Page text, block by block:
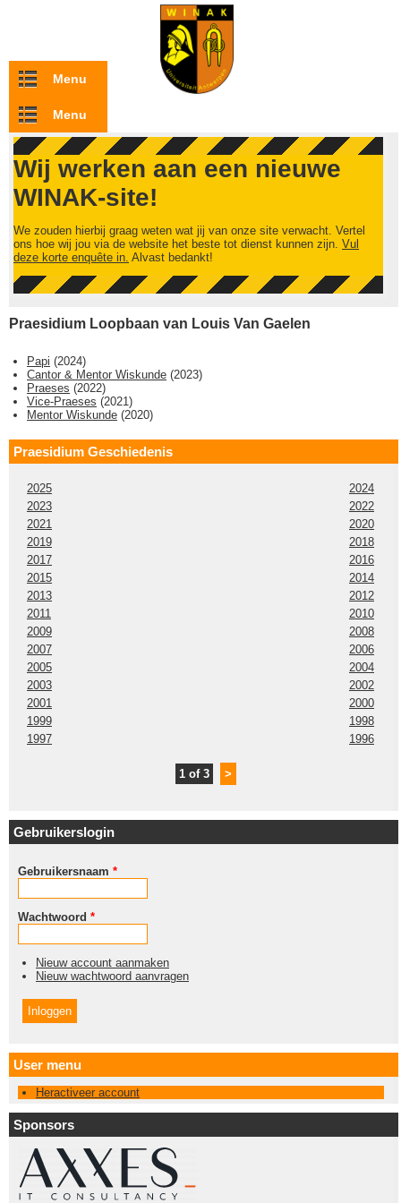
Overslaan en naar de inhoud gaan
Menu
Menu
Wij werken aan een nieuwe
WINAK-site!
We zouden hierbij graag weten wat jij van onze site verwacht. Vertel
ons hoe wij jou via de website het beste tot dienst kunnen zijn. Vul
deze korte enquête in. Alvast bedankt!
Praesidium Loopbaan van Louis Van Gaelen
Papi (2024)
Cantor & Mentor Wiskunde (2023)
Praeses (2022)
Vice-Praeses (2021)
Mentor Wiskunde (2020)
Praesidium Geschiedenis
2025
2024
2023
2022
2021
2020
2019
2018
2017
2016
2015
2014
2013
2012
2011
2010
2009
2008
2007
2006
2005
2004
2003
2002
2001
2000
1999
1998
1997
1996
1 of 3 >
Gebruikerslogin
Gebruikersnaam *
Wachtwoord *
Nieuw account aanmaken
Nieuw wachtwoord aanvragen
User menu
Heractiveer account
Sponsors